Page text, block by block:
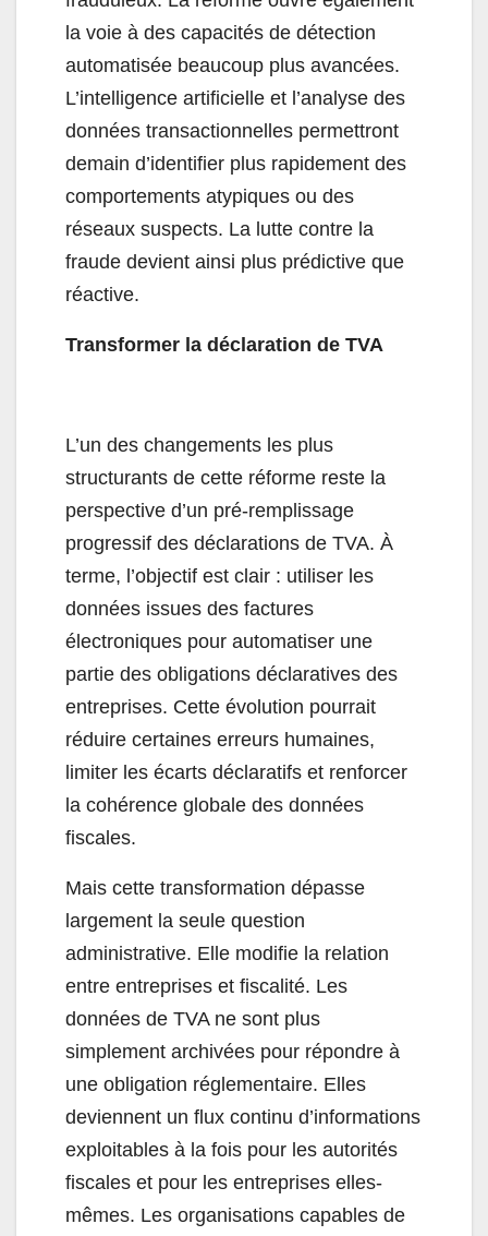
la voie à des capacités de détection
automatisée beaucoup plus avancées.
L’intelligence artificielle et l’analyse des
données transactionnelles permettront
demain d’identifier plus rapidement des
comportements atypiques ou des
réseaux suspects. La lutte contre la
fraude devient ainsi plus prédictive que
réactive.
Transformer la déclaration de TVA
L’un des changements les plus
structurants de cette réforme reste la
perspective d’un pré-remplissage
progressif des déclarations de TVA. À
terme, l’objectif est clair : utiliser les
données issues des factures
électroniques pour automatiser une
partie des obligations déclaratives des
entreprises. Cette évolution pourrait
réduire certaines erreurs humaines,
limiter les écarts déclaratifs et renforcer
la cohérence globale des données
fiscales.
Mais cette transformation dépasse
largement la seule question
administrative. Elle modifie la relation
entre entreprises et fiscalité. Les
données de TVA ne sont plus
simplement archivées pour répondre à
une obligation réglementaire. Elles
deviennent un flux continu d’informations
exploitables à la fois pour les autorités
fiscales et pour les entreprises elles-
mêmes. Les organisations capables de